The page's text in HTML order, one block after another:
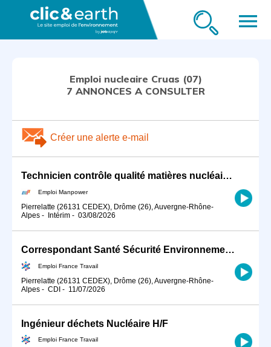
menu
Emploi nucleaire Cruas (07)
7 ANNONCES A CONSULTER
Créer une alerte e-mail
Technicien contrôle qualité matières nucléaires sur Pierrelatte (H/F)
Emploi Manpower
Pierrelatte (26131 CEDEX), Drôme (26), Auvergne-Rhône-
Alpes - Intérim - 03/08/2026
Correspondant Santé Sécurité Environnement Radioprotection H/F (H/F)
Emploi France Travail
Pierrelatte (26131 CEDEX), Drôme (26), Auvergne-Rhône-
Alpes - CDI - 11/07/2026
Ingénieur déchets Nucléaire H/F
Emploi France Travail